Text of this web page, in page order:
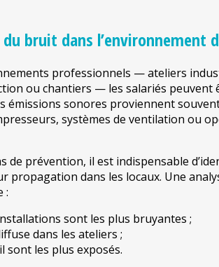
du bruit dans l’environnement
professionnels — ateliers
ou chantiers — les salariés peuvent
émissions sonores proviennent
systèmes de ventilation ou
de prévention, il est indispensable
propagation dans les locaux. Une
:
sont les plus bruyantes ;
dans les ateliers ;
sont les plus exposés.